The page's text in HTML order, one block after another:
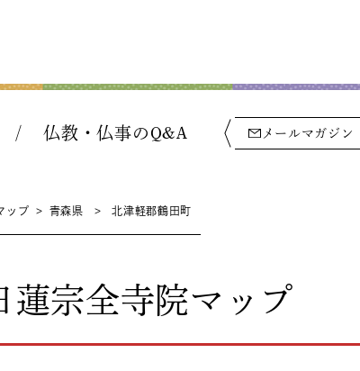
仏教・仏事のQ&A メールマガジン
ップ > 青森県 > 北津軽郡鶴田町
蓮宗全寺院マップ